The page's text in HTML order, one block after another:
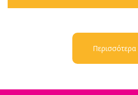
Περισσότερα